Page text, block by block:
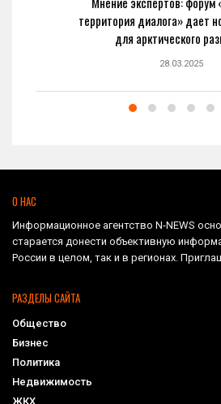
территория диалога» дает
для арктического
28.03.2025
О НАС
Информационное агентство N-NEWS
старается донести объективную
России в целом, так и в регионах.
РАЗДЕЛЫ САЙТА
Общество
Бизнес
Политика
Недвижимость
ЖКХ